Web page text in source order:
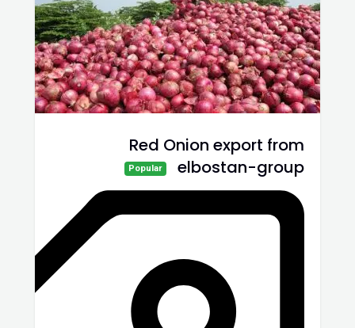
Red Onion export from
elbostan-group
Popular